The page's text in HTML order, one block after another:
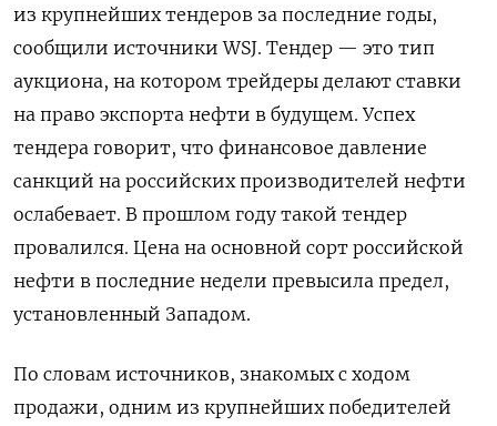
из крупнейших тендеров за последние годы,
сообщили источники WSJ. Тендер — это тип
аукциона, на котором трейдеры делают ставки
на право экспорта нефти в будущем. Успех
тендера говорит, что финансовое давление
санкций на российских производителей нефти
ослабевает. В прошлом году такой тендер
провалился. Цена на основной сорт российской
нефти в последние недели превысила предел,
установленный Западом.
По словам источников, знакомых с ходом
продажи, одним из крупнейших победителей